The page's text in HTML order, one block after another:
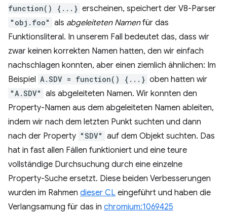
function() {...} erscheinen, speichert der V8-Parser
"obj.foo" als abgeleiteten Namenfür das
Funktionsliteral. In unserem Fall bedeutet das, dass wir
zwar keinen korrekten Namen hatten, den wir einfach
nachschlagen konnten, aber einen ziemlich ähnlichen: Im
Beispiel A.SDV = function() {...} oben hatten wir
"A.SDV" als abgeleiteten Namen. Wir konnten den
Property-Namen aus dem abgeleiteten Namen ableiten,
indem wir nach dem letzten Punkt suchten und dann
nach der Property "SDV" auf dem Objekt suchten. Das
hat in fast allen Fällen funktioniert und eine teure
vollständige Durchsuchung durch eine einzelne
Property-Suche ersetzt. Diese beiden Verbesserungen
wurden im Rahmen dieser CL eingeführt und haben die
Verlangsamung für das in chromium:1069425